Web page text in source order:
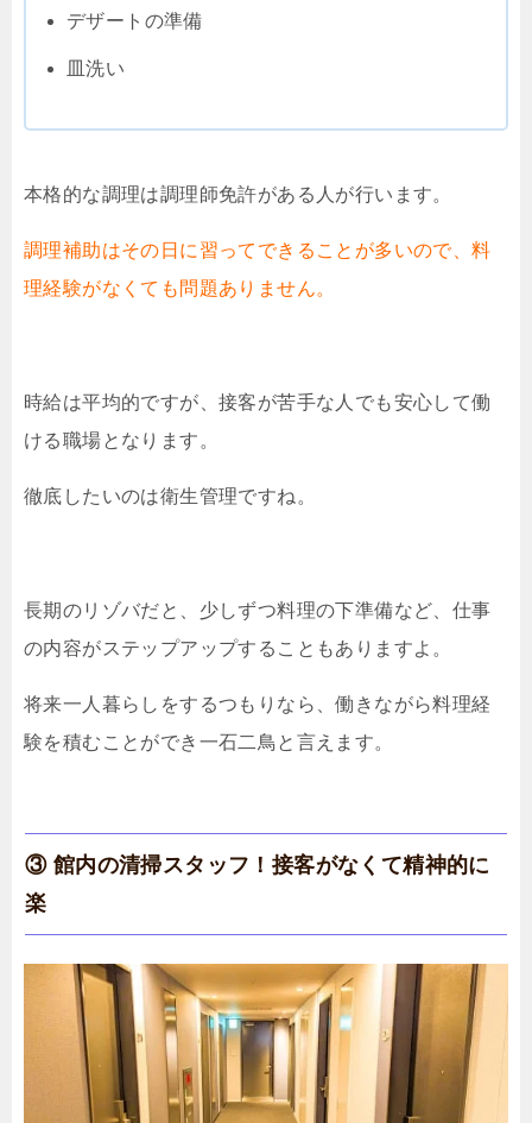
デザートの準備
皿洗い
本格的な調理は調理師免許がある人が行います。
調理補助はその日に習ってできることが多いので、料
理経験がなくても問題ありません。
時給は平均的ですが、接客が苦手な人でも安心して働
ける職場となります。
徹底したいのは衛生管理ですね。
長期のリゾバだと、少しずつ料理の下準備など、仕事
の内容がステップアップすることもありますよ。
将来一人暮らしをするつもりなら、働きながら料理経
験を積むことができ一石二鳥と言えます。
③ 館内の清掃スタッフ！接客がなくて精神的に
楽